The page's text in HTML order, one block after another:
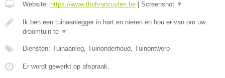
Website: https://www.thofvancuylen.be Screenshot ▼
Ik ben een tuinaanlegger in hart en nieren en hou er van om uw
droomtuin te ▼
Diensten: Tuinaanleg, Tuinonderhoud, Tuinontwerp
Er wordt gewerkt op afspraak.